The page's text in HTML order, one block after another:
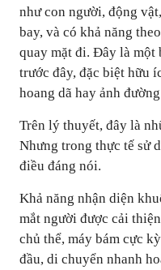
như con người, động
bay, và có khả năng
quay mặt đi. Đây là một
trước đây, đặc biệt hữu
hoang dã hay ảnh
Trên lý thuyết, đây là
Nhưng trong thực tế sử
điều đáng nói.
Khả năng nhận diện
mắt người được cải
chủ thể, máy bám cực
đầu, di chuyển nhanh